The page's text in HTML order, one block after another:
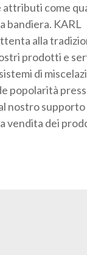
attributi come
bandiera. KARL
alla
prodotti e
di
popolarità
nostro
vendita dei